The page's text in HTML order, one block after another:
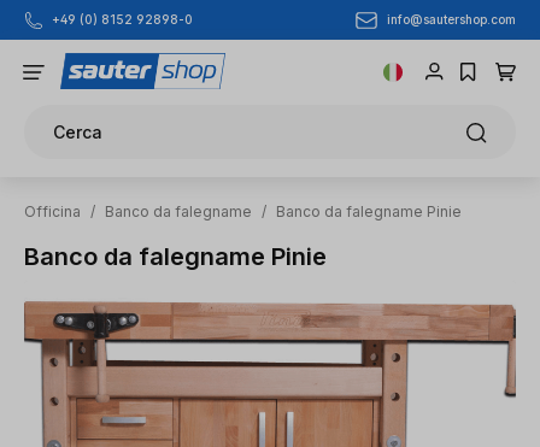
Passa al contenuto principale
+49 (0) 8152 92898-0 info@sautershop.com
Cerca
Officina / Banco da falegname / Banco da falegname Pinie
Banco da falegname Pinie